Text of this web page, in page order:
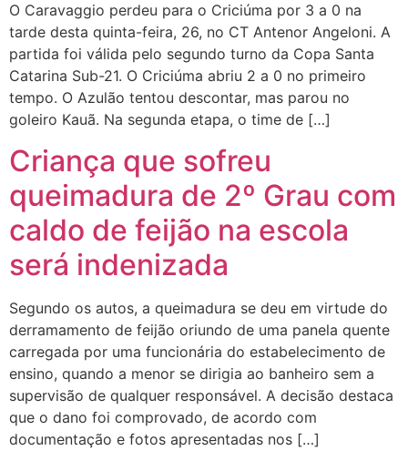
O Caravaggio perdeu para o Criciúma por 3 a 0 na
tarde desta quinta-feira, 26, no CT Antenor Angeloni. A
partida foi válida pelo segundo turno da Copa Santa
Catarina Sub-21. O Criciúma abriu 2 a 0 no primeiro
tempo. O Azulão tentou descontar, mas parou no
goleiro Kauã. Na segunda etapa, o time de […]
Criança que sofreu
queimadura de 2º Grau com
caldo de feijão na escola
será indenizada
Segundo os autos, a queimadura se deu em virtude do
derramamento de feijão oriundo de uma panela quente
carregada por uma funcionária do estabelecimento de
ensino, quando a menor se dirigia ao banheiro sem a
supervisão de qualquer responsável. A decisão destaca
que o dano foi comprovado, de acordo com
documentação e fotos apresentadas nos […]